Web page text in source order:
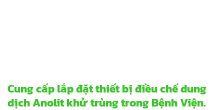
Cung cấp lắp đặt thiết bị điều chế dung
dịch Anolit khử trùng trong Bệnh Viện.